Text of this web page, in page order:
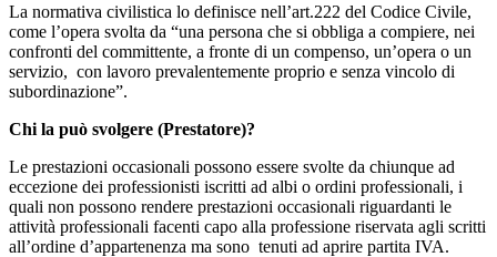
La normativa civilistica lo definisce nell’art.222 del Codice Civile,
come l’opera svolta da “una persona che si obbliga a compiere, nei
confronti del committente, a fronte di un compenso, un’opera o un
servizio, con lavoro prevalentemente proprio e senza vincolo di
subordinazione”.
Chi la può svolgere (Prestatore)?
Le prestazioni occasionali possono essere svolte da chiunque ad
eccezione dei professionisti iscritti ad albi o ordini professionali, i
quali non possono rendere prestazioni occasionali riguardanti le
attività professionali facenti capo alla professione riservata agli scritti
all’ordine d’appartenenza ma sono tenuti ad aprire partita IVA.